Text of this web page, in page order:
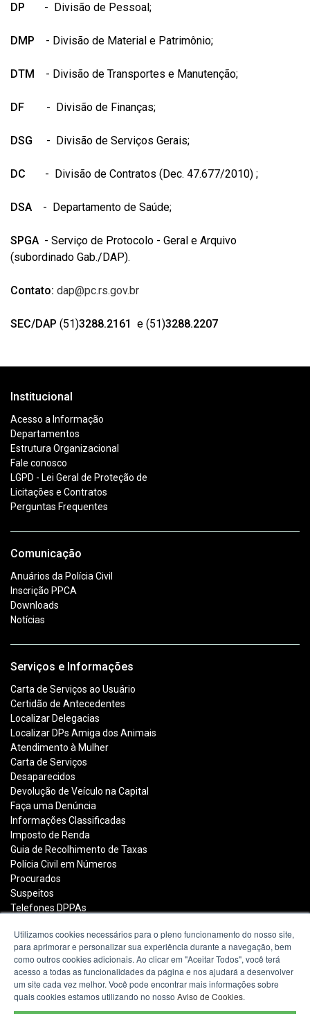
DP - Divisão de Pessoal;
DMP - Divisão de Material e Patrimônio;
DTM - Divisão de Transportes e Manutenção;
DF - Divisão de Finanças;
DSG - Divisão de Serviços Gerais;
DC - Divisão de Contratos (Dec. 47.677/2010) ;
DSA - Departamento de Saúde;
SPGA - Serviço de Protocolo - Geral e Arquivo
(subordinado Gab./DAP).
Contato: dap@pc.rs.gov.br
SEC/DAP (51)3288.2161 e (51)3288.2207
Institucional
Acesso a Informação
Departamentos
Estrutura Organizacional
Fale conosco
LGPD - Lei Geral de Proteção de
Licitações e Contratos
Perguntas Frequentes
Comunicação
Anuários da Polícia Civil
Inscrição PPCA
Downloads
Notícias
Serviços e Informações
Carta de Serviços ao Usuário
Certidão de Antecedentes
Localizar Delegacias
Localizar DPs Amiga dos Animais
Atendimento à Mulher
Carta de Serviços
Desaparecidos
Devolução de Veículo na Capital
Faça uma Denúncia
Informações Classificadas
Imposto de Renda
Guia de Recolhimento de Taxas
Polícia Civil em Números
Procurados
Suspeitos
Telefones DPPAs
Polícia Civil do Estado do Rio Grande do Sul
Avenida João Pessoa, 2050
Porto Alegre - RS -
mapa
Utilizamos cookies necessários para o pleno funcionamento do nosso site,
para aprimorar e personalizar sua experiência durante a navegação, bem
como outros cookies adicionais. Ao clicar em "Aceitar Todos", você terá
acesso a todas as funcionalidades da página e nos ajudará a desenvolver
um site cada vez melhor. Você pode encontrar mais informações sobre
quais cookies estamos utilizando no nosso Aviso de Cookies.